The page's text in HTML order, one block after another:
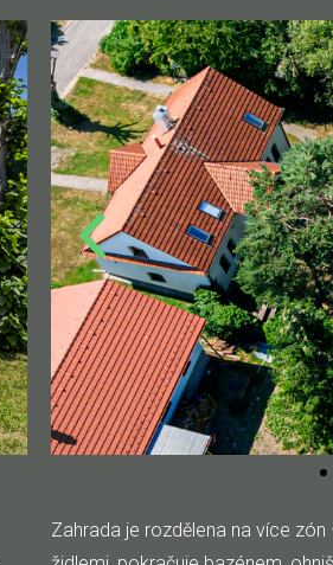
Zahrada je rozdělena na více